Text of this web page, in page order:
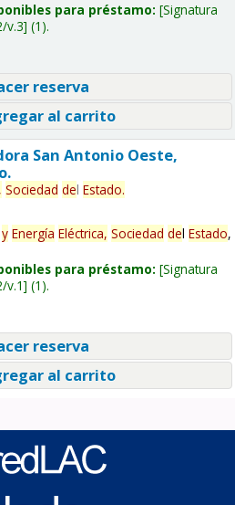
para préstamo: Signatura
v.3 (1).
reserva
al carrito
San Antonio Oeste,
Sociedad del Estado.
y Energía Eléctrica, Sociedad del Estado,
para préstamo: Signatura
v.1 (1).
reserva
al carrito